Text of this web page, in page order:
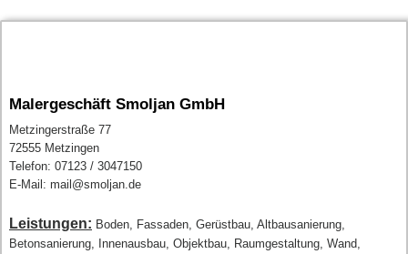
Malergeschäft Smoljan GmbH
Metzingerstraße 77
72555 Metzingen
Telefon: 07123 / 3047150
E-Mail: mail@smoljan.de
Leistungen: Boden, Fassaden, Gerüstbau, Altbausanierung,
Betonsanierung, Innenausbau, Objektbau, Raumgestaltung, Wand,